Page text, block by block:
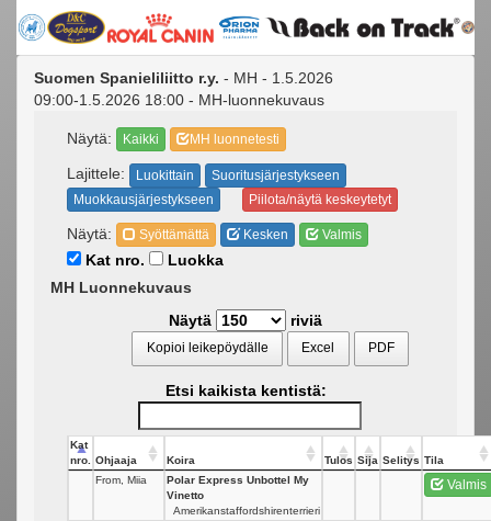
Suomen Spanieliliitto r.y. - MH - 1.5.2026
09:00-1.5.2026 18:00 - MH-luonnekuvaus
Näytä: Kaikki MH luonnetesti
Lajittele: Luokittain
Suoritusjärjestykseen
Muokkausjärjestykseen
Piilota/näytä keskeytetyt
Näytä: Syöttämättä Kesken Valmis
Kat nro.
Luokka
MH Luonnekuvaus
Näytä
riviä
Kopioi leikepöydälle Excel PDF
Etsi kaikista kentistä:
Kat
nro.
Ohjaaja Koira Tulos Sija Selitys Tila
From, Miia
Polar Express Unbottel My
Vinetto
Amerikanstaffordshirenterrieri
Valmis